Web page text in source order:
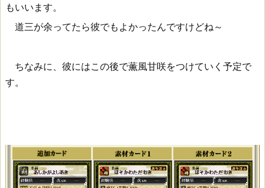
もいいます。
道三が余ってたら彼でもよかったんですけどね～
ちなみに、彼にはこの後で薫風甘咲をつけていく予定で
す。